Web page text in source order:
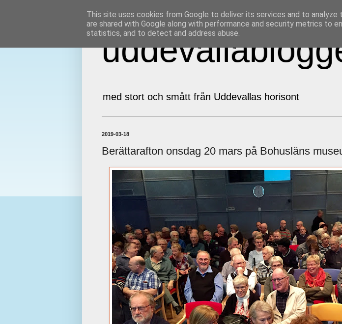
med stort och smått från Uddevallas horisont
2019-03-18
Berättarafton onsdag 20 mars på Bohusläns
This site uses cookies from Google to deliver its services and to analyze
are shared with Google along with performance and security metrics to
statistics, and to detect and address abuse.